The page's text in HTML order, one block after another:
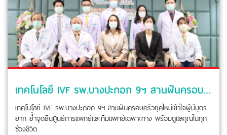
เทคโนโลยี IVF รพ.บางปะกอก 9ฯ สานฝันครอบครัวยุคใหม่เข้าใจผู้มีบุตรยาก
เทคโนโลยี IVF รพ.บางปะกอก 9ฯ สานฝันครอบครัวยุคใหม่เข้าใจผู้มีบุตร
ยาก ย้ำจุดยืนศูนย์การแพทย์และทีมแพทย์เฉพาะทาง พร้อมดูแลคุณในทุก
ช่วงชีวิต